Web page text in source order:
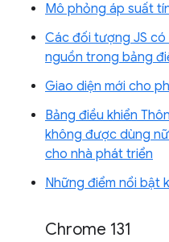
Mô phỏng áp suất
Các đối tượng JS
nguồn trong bảng
Giao diện mới cho
Bảng điều khiển
không được dùng
cho nhà phát triển
Những điểm nổi bật
Chrome 131